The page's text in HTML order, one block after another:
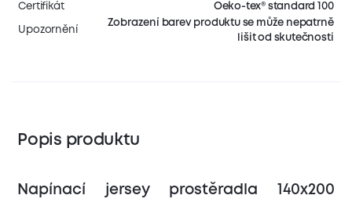
Certifikát
Oeko-tex® standard 100
Upozornění
Zobrazení barev produktu se může nepatrně
lišit od skutečnosti
Popis produktu
Napínací jersey prostěradla 140x200